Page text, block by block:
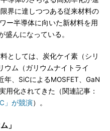
界に達しつつある従来材料の
ー半導体に向いた新材料を用
盛んになっている。
としては、炭化ケイ素（シリ
ウム（ガリウムナイトライ
年、SiCによるMOSFET、GaN
用化されてきた（関連記事：
」が競演）。
」